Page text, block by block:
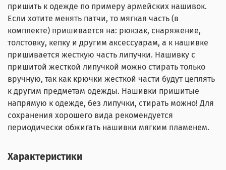
пришить к одежде по примеру армейских нашивок.
Если хотите менять патчи, то мягкая часть (в
комплекте) пришивается на: рюкзак, снаряжение,
толстовку, кепку и другим аксессуарам, а к нашивке
пришивается жесткую часть липучки. Нашивку с
пришитой жесткой липучкой можно стирать только
вручную, так как крючки жесткой части будут цеплять
к другим предметам одежды. Нашивки пришитые
напрямую к одежде, без липучки, стирать можно! Для
сохранения хорошего вида рекомендуется
периодически обжигать нашивки мягким пламенем.
Характеристики